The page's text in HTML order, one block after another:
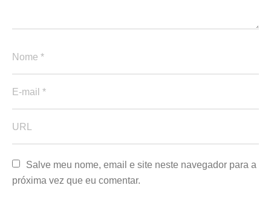
Salve meu nome, email e site neste navegador para a
próxima vez que eu comentar.